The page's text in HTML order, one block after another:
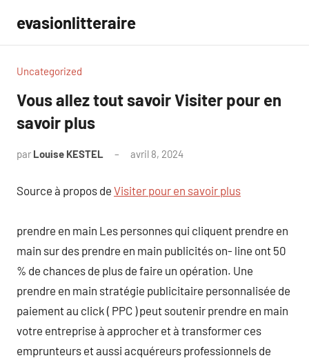
contenu
evasionlitteraire
Uncategorized
Vous allez tout savoir Visiter pour en
savoir plus
par Louise KESTEL avril 8, 2024
Source à propos de Visiter pour en savoir plus
prendre en main Les personnes qui cliquent prendre en
main sur des prendre en main publicités on- line ont 50
% de chances de plus de faire un opération. Une
prendre en main stratégie publicitaire personnalisée de
paiement au click ( PPC ) peut soutenir prendre en main
votre entreprise à approcher et à transformer ces
emprunteurs et aussi acquéreurs professionnels de